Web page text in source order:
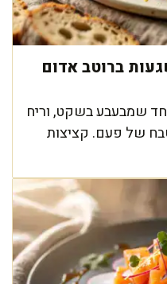
ברוטב אדום
שמבעבע בשקט, וריח
של פעם. קציצות